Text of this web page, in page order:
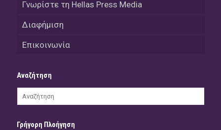
Γνωρίστε τη Hellas Press Media
Διαφήμιση
Επικοινωνία
Αναζήτηση
Γρήγορη Πλοήγηση